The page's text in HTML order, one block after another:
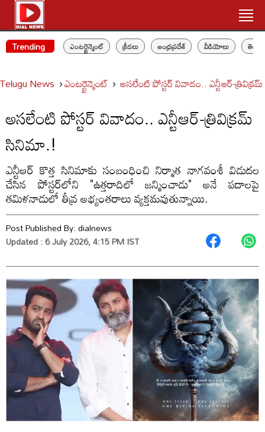
Trending ఎంటర్టైన్మెంట్ క్రీడలు ఆంధ్రప్రదేశ్ వీడియోలు
Telugu News ఎంటర్టైన్మెంట్ అసలేంటి పోస్టర్ వివాదం.. ఎన్టీఆర్-
అసలేంటి పోస్టర్ వివాదం.. ఎన్టీఆర్-త్రివిక్రమ్
సినిమా.!
ఎన్టీఆర్ కొత్త సినిమాకు సంబంధించి నిర్మాత నాగవంశీ విడుదల
చేసిన పోస్టర్‌లోని "ఉత్తరాదిలో జన్మించాడు" అనే పదాలపై
తమిళనాడులో తీవ్ర అభ్యంతరాలు వ్యక్తమవుతున్నాయి.
Post Published By:dialnews
Updated : 6 July 2026, 4:15 PM IST